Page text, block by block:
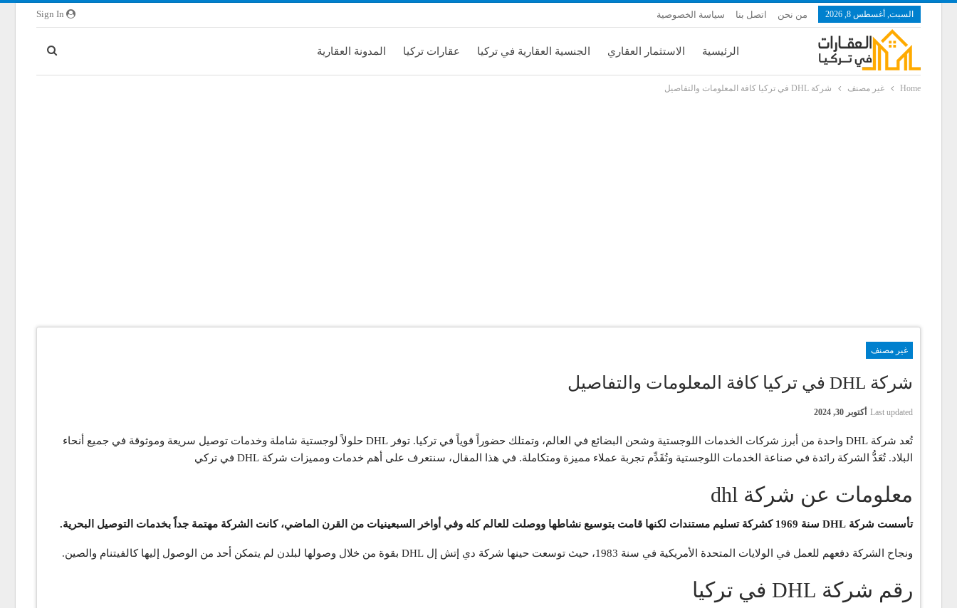
السبت, أغسطس 8, 2026 من نحن اتصل بنا سياسة الخصوصية
الرئيسية الاستثمار العقاري الجنسية العقارية في تركيا عقارات تركيا المدونة العقارية
Home غير مصنف شركة DHL في تركيا كافة المعلومات والتفاصيل
غير مصنف
شركة DHL في تركيا كافة المعلومات والتفاصيل
Last updated أكتوبر 30, 2024
تُعد شركة DHL واحدة من أبرز شركات الخدمات اللوجستية وشحن البضائع في العالم، وتمتلك حضوراً قوياً في تركيا. توفر DHL حلولاً لوجستية شاملة وخدمات توصيل سريعة وموثوقة في جميع أنحاء
البلاد. تُعَدُّ الشركة رائدة في صناعة الخدمات اللوجستية وتُقَدِّم تجربة عملاء مميزة ومتكاملة. في هذا المقال، سنتعرف على أهم خدمات ومميزات شركة DHL في تركي
معلومات عن شركة dhl
تأسست شركة DHL سنة 1969 كشركة تسليم مستندات لكنها قامت بتوسيع نشاطها ووصلت للعالم كله وفي أواخر السبعينيات من القرن الماضي، كانت الشركة مهتمة جداً بخدمات التوصيل البحرية.
ونجاح الشركة دفعهم للعمل في الولايات المتحدة الأمريكية في سنة 1983، حيث توسعت حينها شركة دي إتش إل DHL بقوة من خلال وصولها لبلدن لم يتمكن أحد من الوصول إليها كالفيتنام والصين.
رقم شركة DHL في تركيا